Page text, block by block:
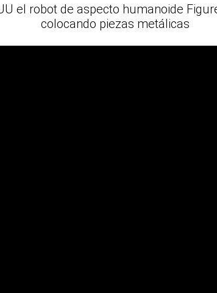
el robot de aspecto humanoide
colocando piezas metálicas